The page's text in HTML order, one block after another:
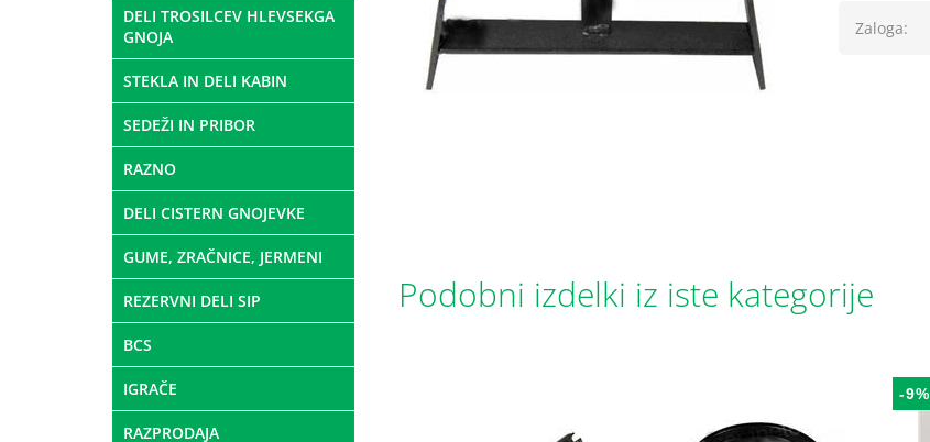
DELI TROSILCEV HLEVSEKGA
GNOJA
STEKLA IN DELI KABIN
SEDEŽI IN PRIBOR
RAZNO
DELI CISTERN GNOJEVKE
GUME, ZRAČNICE, JERMENI
REZERVNI DELI SIP
BCS
IGRAČE
RAZPRODAJA
Zaloga:
Podobni izdelki iz iste kategorije
-9%